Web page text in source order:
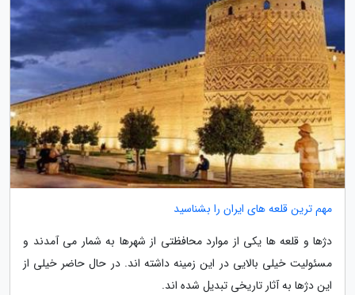
مهم ترین قلعه های ایران را بشناسید
دژها و قلعه ها یکی از موارد محافظتی از شهرها به شمار می آمدند و
مسئولیت خیلی بالایی در این زمینه داشته اند. در حال حاضر خیلی از
این دژها به آثار تاریخی تبدیل شده اند.